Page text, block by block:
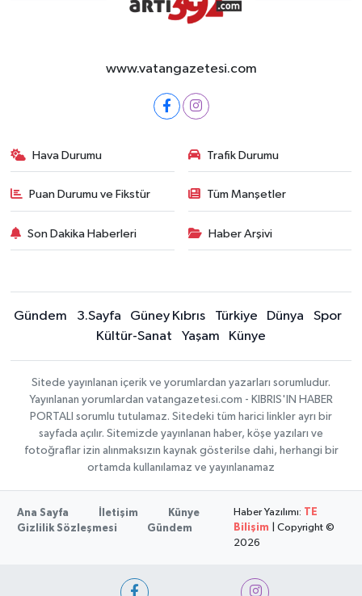
www.vatangazetesi.com
Hava Durumu Trafik Durumu
Puan Durumu ve Fikstür Tüm Manşetler
Son Dakika Haberleri Haber Arşivi
Gündem 3.Sayfa Güney Kıbrıs Türkiye Dünya
Spor
Kültür-Sanat
Yaşam Künye
Sitede yayınlanan içerik ve yorumlardan yazarları sorumludur.
Yayınlanan yorumlardan vatangazetesi.com - KIBRIS'IN HABER
PORTALI sorumlu tutulamaz. Sitedeki tüm harici linkler ayrı bir
sayfada açılır. Sitemizde yayınlanan haber, köşe yazıları ve
fotoğraflar izin alınmaksızın kaynak gösterilse dahi, herhangi bir
ortamda kullanılamaz ve yayınlanamaz
Ana Sayfa İletişim
Künye
Gizlilik Sözleşmesi
Gündem
Haber Yazılımı: TE
Bilişim | Copyright ©
2026